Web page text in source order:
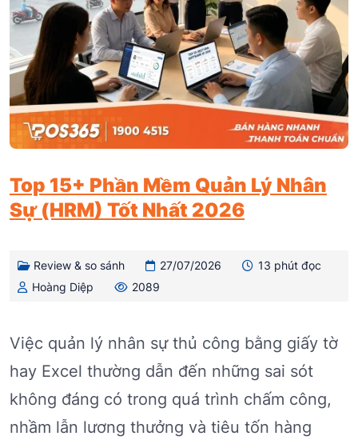
Top 15+ Phần Mềm Quản Lý Nhân
Sự (HRM) Tốt Nhất 2026
Review & so sánh 27/07/2026
13 phút đọc
Hoàng Diệp
2089
Việc quản lý nhân sự thủ công bằng giấy tờ
hay Excel thường dẫn đến những sai sót
không đáng có trong quá trình chấm công,
nhầm lẫn lương thưởng và tiêu tốn hàng